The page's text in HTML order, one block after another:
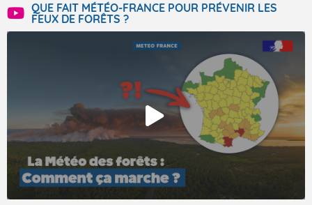
QUE FAIT MÉTÉO-FRANCE POUR PRÉVENIR LES
FEUX DE FORÊTS ?